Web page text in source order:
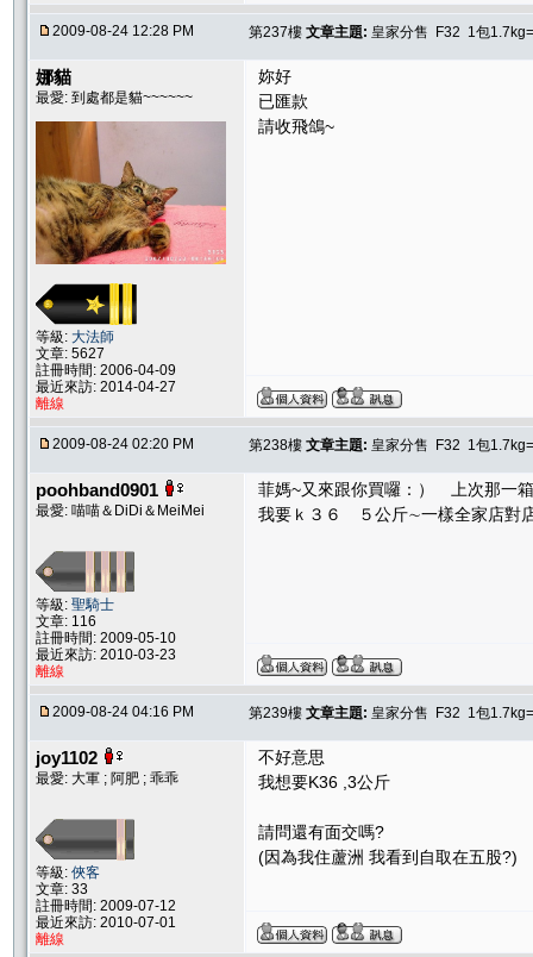
2009-08-24 12:28 PM 第237樓 文章主題: 皇家分售 F32 1包
娜貓
最愛: 到處都是貓~~~~~~
等級: 大法師
文章: 5627
註冊時間: 2006-04-09
最近來訪: 2014-04-27
離線
妳好
已匯款
請收飛鴿~
2009-08-24 02:20 PM 第238樓 文章主題: 皇家分售 F32 1包
poohband0901
最愛: 喵喵＆DiDi＆MeiMei
等級: 聖騎士
文章: 116
註冊時間: 2009-05-10
最近來訪: 2010-03-23
離線
菲媽~又來跟你買囉：） 上次那一
我要ｋ３６ ５公斤∼一樣全家店對
2009-08-24 04:16 PM 第239樓 文章主題: 皇家分售 F32 1包
joy1102
最愛: 大軍 ; 阿肥 ; 乖乖
等級: 俠客
文章: 33
註冊時間: 2009-07-12
最近來訪: 2010-07-01
離線
不好意思
我想要K36 ,3公斤
請問還有面交嗎?
(因為我住蘆洲 我看到自取在五股?)